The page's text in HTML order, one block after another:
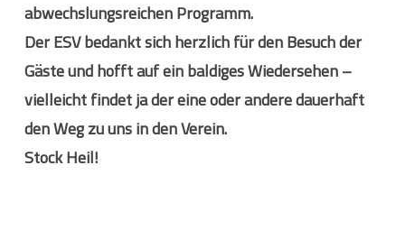
abwechslungsreichen Programm.
DerESVbedankt sich herzlich für den Besuch der
Gäste und hofft auf einbaldiges Wiedersehen–
vielleicht findet ja der eine oder andere dauerhaft
den Weg zu uns in den Verein.
Stock Heil!